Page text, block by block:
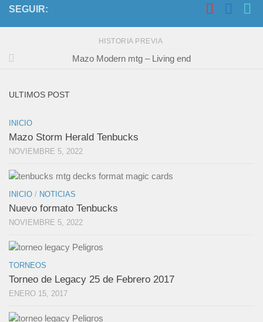
SEGUIR:
HISTORIA PREVIA
Mazo Modern mtg – Living end
ULTIMOS POST
INICIO
Mazo Storm Herald Tenbucks
NOVIEMBRE 5, 2022
INICIO / NOTICIAS
Nuevo formato Tenbucks
NOVIEMBRE 5, 2022
TORNEOS
Torneo de Legacy 25 de Febrero 2017
ENERO 15, 2017